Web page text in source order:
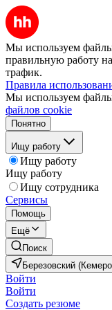
Мы используем
правильную работу
трафик.
Правила
Мы используем
файлов cookie
Понятно
Ищу работу
Ищу работу
Ищу работу
Ищу сотрудника
Сервисы
Помощь
Ещё
Поиск
Березовский
Войти
Войти
Создать резюме